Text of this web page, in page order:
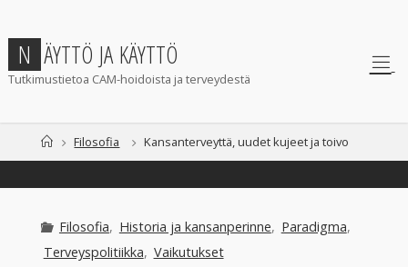
content
N ÄYTTÖ JA KÄYTTÖ
Tutkimustietoa CAM-hoidoista ja terveydestä
HomeFilosofia Kansanterveyttä, uudet kujeet ja toivo
Filosofia, Historia ja kansanperinne, Paradigma,
Terveyspolitiikka, Vaikutukset